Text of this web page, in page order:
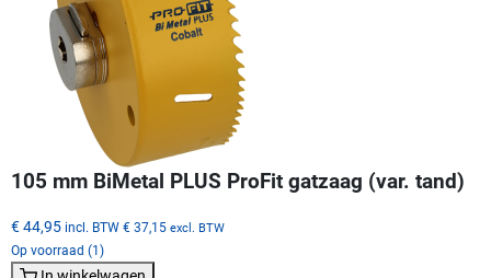
105 mm BiMetal PLUS ProFit gatzaag (var. tand)
€ 44,95 incl. BTW € 37,15 excl. BTW
Op voorraad (1)